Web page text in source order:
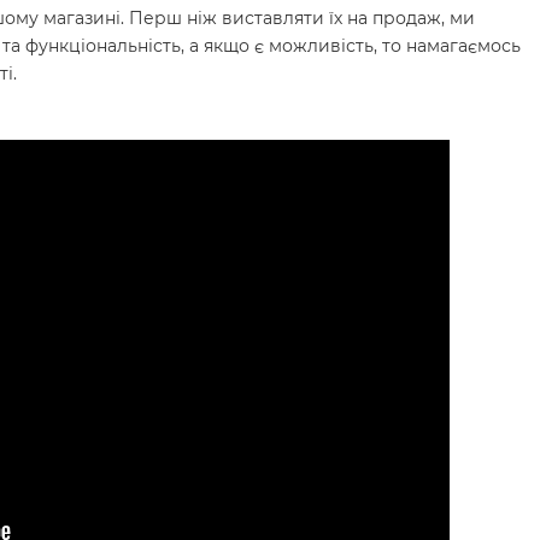
магазині. Перш ніж виставляти їх на продаж, ми
функціональність, а якщо є можливість, то намагаємось